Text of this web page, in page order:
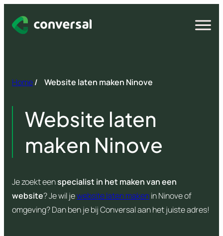
naar
Open
Home/ Website laten maken Ninove
Website laten
maken Ninove
Je zoekt eenspecialist in het maken van een
website? Je wil jewebsite laten makenin Ninove of
omgeving? Dan ben je bij Conversal aan het juiste adres!